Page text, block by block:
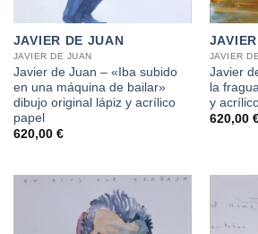
JAVIER DE JUAN
JAVIER DE JUAN
Javier de Juan – «Iba subido
en una máquina de bailar»
dibujo original lápiz y acrílico
papel
620,00 €
JAVIER
Javier
la
y
620,00